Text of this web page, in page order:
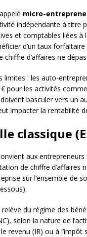
micro-
indépendante à titre
et comptables liées à
d’un taux
chiffre d’affaires ne
: les auto-
pour les activités
basculer vers un
impacter la rentabilité
classique
aux
de chiffre d’affaires
sur l’ensemble de
du régime des
selon la nature de
revenu (IR) ou à l’impôt